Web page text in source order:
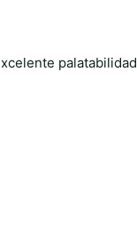
palatabilidad